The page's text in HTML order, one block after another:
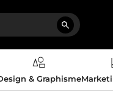
& Graphisme